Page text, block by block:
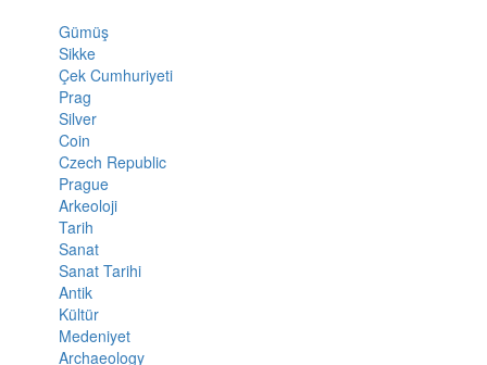
Gümüş
Sikke
Çek Cumhuriyeti
Prag
Silver
Coin
Czech Republic
Prague
Arkeoloji
Tarih
Sanat
Sanat Tarihi
Antik
Kültür
Medeniyet
Archaeology